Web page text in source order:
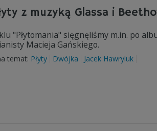
z muzyką Glassa i
"Płytomania" sięgnęliśmy m.in. po
Macieja Gańskiego.
temat: Płyty Dwójka Jacek Hawryluk